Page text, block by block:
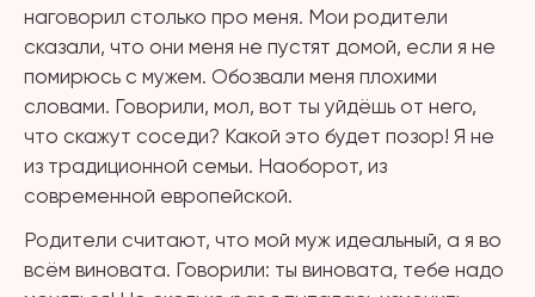
наговорил столько про меня. Мои родители
сказали, что они меня не пустят домой, если я не
помирюсь с мужем. Обозвали меня плохими
словами. Говорили, мол, вот ты уйдёшь от него,
что скажут соседи? Какой это будет позор! Я не
из традиционной семьи. Наоборот, из
современной европейской.
Родители считают, что мой муж идеальный, а я во
всём виновата. Говорили: ты виновата, тебе надо